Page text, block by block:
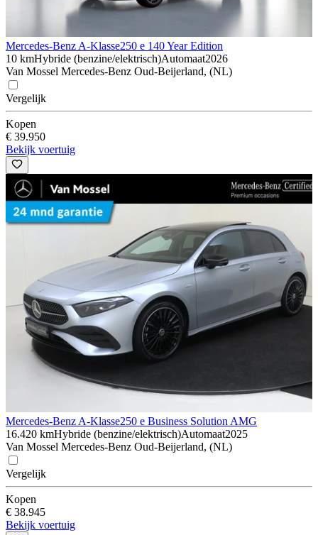
Mercedes-Benz A-Klasse250 e 140 Year Edition
10 kmHybride (benzine/elektrisch)Automaat2026
Van Mossel Mercedes-Benz Oud-Beijerland, (NL)
Vergelijk
Kopen
€ 39.950
Bekijk voertuig
Mercedes-Benz A-Klasse250 e Business Solution AMG
16.420 kmHybride (benzine/elektrisch)Automaat2025
Van Mossel Mercedes-Benz Oud-Beijerland, (NL)
Vergelijk
Kopen
€ 38.945
Bekijk voertuig